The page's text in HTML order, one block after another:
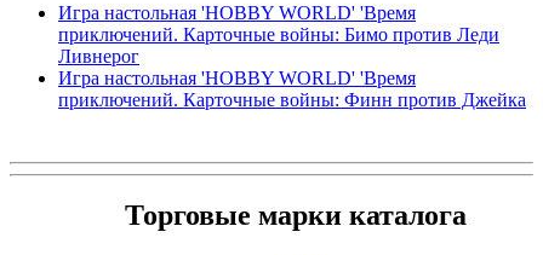
Игра настольная 'HOBBY WORLD' 'Время
приключений. Карточные войны: Бимо против Леди
Ливнерог
Игра настольная 'HOBBY WORLD' 'Время
приключений. Карточные войны: Финн против Джейка
Торговые марки каталога